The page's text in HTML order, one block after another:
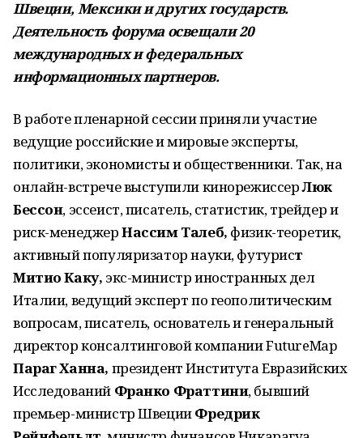
Швеции, Мексики и других государств.
Деятельность форума освещали 20
международных и федеральных
информационных партнеров.
В работе пленарной сессии приняли участие
ведущие российские и мировые эксперты,
политики, экономисты и общественники. Так, на
онлайн-встрече выступили кинорежиссерЛюк
Бессон, эссеист, писатель, статистик, трейдер и
риск-менеджерНассим Талеб, физик-теоретик,
активный популяризатор науки, футурист
Митио Каку, экс-министр иностранных дел
Италии, ведущий эксперт по геополитическим
вопросам, писатель, основатель и генеральный
директор консалтинговой компании FutureMap
Параг Ханна, президент Института Евразийских
Исследований Франко Фраттини, бывший
премьер-министр ШвецииФредрик